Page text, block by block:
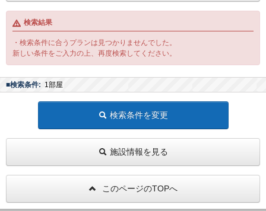
検索結果
・検索条件に合うプランは見つかりませんでした。
新しい条件をご入力の上、再度検索してください。
■検索条件: 1部屋
検索条件を変更
施設情報を見る
このページのTOPへ